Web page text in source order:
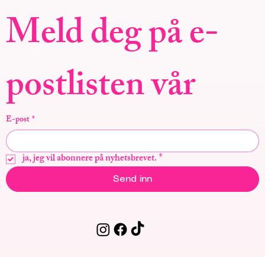
Meld deg på e-
postlisten vår
E-post*
ja, jeg vil abonnere på nyhetsbrevet.*
Send inn